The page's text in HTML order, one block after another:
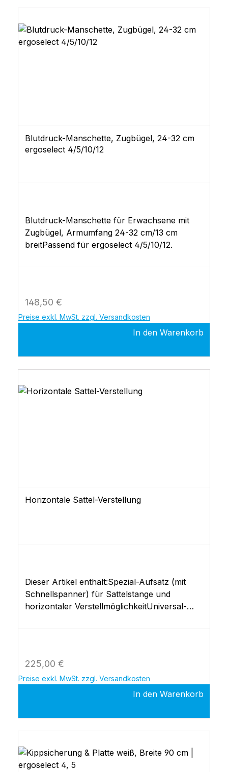
Blutdruck-Manschette, Zugbügel, 24-32 cm
ergoselect 4/5/10/12
Blutdruck-Manschette für Erwachsene mit
Zugbügel, Armumfang 24-32 cm/13 cm
breitPassend für ergoselect 4/5/10/12.
Regulärer Preis:
148,50 €
Preise exkl. MwSt. zzgl. Versandkosten
In den Warenkorb
Horizontale Sattel-Verstellung
Dieser Artikel enthält:Spezial-Aufsatz (mit
Schnellspanner) für Sattelstange und
horizontaler VerstellmöglichkeitUniversal-
Regulärer Preis:
225,00 €
Preise exkl. MwSt. zzgl. Versandkosten
In den Warenkorb